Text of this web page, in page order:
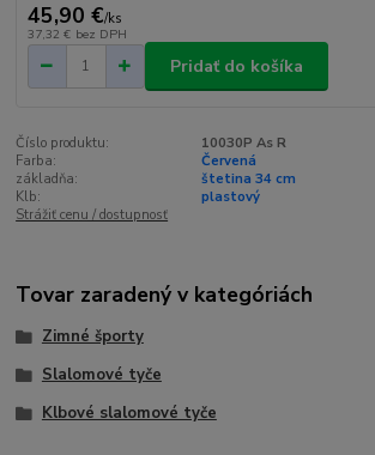
45,90 €/ks
37,32 € bez DPH
Pridať do košíka
Číslo produktu:
10030P As R
Farba:
Červená
základňa:
štetina 34 cm
Klb:
plastový
Strážiť cenu / dostupnosť
Tovar zaradený v kategóriách
Zimné športy
Slalomové tyče
Klbové slalomové tyče